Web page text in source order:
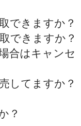
できますか？
できますか？
合はキャンセ
してますか？
？